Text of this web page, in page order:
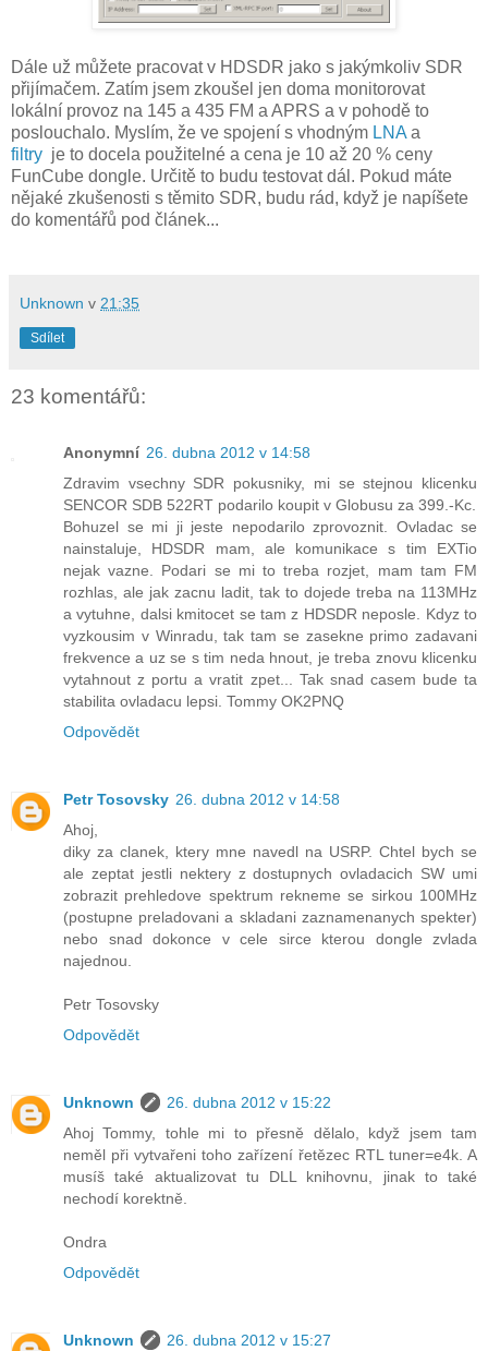
Dále už můžete pracovat v HDSDR jako s jakýmkoliv SDR
přijímačem. Zatím jsem zkoušel jen doma monitorovat
lokální provoz na 145 a 435 FM a APRS a v pohodě to
poslouchalo. Myslím, že ve spojení s vhodným LNA a
filtry je to docela použitelné a cena je 10 až 20 % ceny
FunCube dongle. Určitě to budu testovat dál. Pokud máte
nějaké zkušenosti s těmito SDR, budu rád, když je napíšete
do komentářů pod článek...
Unknown v 21:35
Sdílet
23 komentářů:
Anonymní 26. dubna 2012 v 14:58
Zdravim vsechny SDR pokusniky, mi se stejnou klicenku
SENCOR SDB 522RT podarilo koupit v Globusu za 399.-Kc.
Bohuzel se mi ji jeste nepodarilo zprovoznit. Ovladac se
nainstaluje, HDSDR mam, ale komunikace s tim EXTio
nejak vazne. Podari se mi to treba rozjet, mam tam FM
rozhlas, ale jak zacnu ladit, tak to dojede treba na 113MHz
a vytuhne, dalsi kmitocet se tam z HDSDR neposle. Kdyz to
vyzkousim v Winradu, tak tam se zasekne primo zadavani
frekvence a uz se s tim neda hnout, je treba znovu klicenku
vytahnout z portu a vratit zpet... Tak snad casem bude ta
stabilita ovladacu lepsi. Tommy OK2PNQ
Odpovědět
Petr Tosovsky 26. dubna 2012 v 14:58
Ahoj,
diky za clanek, ktery mne navedl na USRP. Chtel bych se
ale zeptat jestli nektery z dostupnych ovladacich SW umi
zobrazit prehledove spektrum rekneme se sirkou 100MHz
(postupne preladovani a skladani zaznamenanych spekter)
nebo snad dokonce v cele sirce kterou dongle zvlada
najednou.
Petr Tosovsky
Odpovědět
Unknown
26. dubna 2012 v 15:22
Ahoj Tommy, tohle mi to přesně dělalo, když jsem tam
neměl při vytvařeni toho zařízení řetězec RTL tuner=e4k. A
musíš také aktualizovat tu DLL knihovnu, jinak to také
nechodí korektně.
Ondra
Odpovědět
Unknown
26. dubna 2012 v 15:27